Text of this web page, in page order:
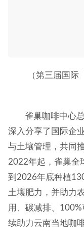
（第三届国
雀巢咖啡中心
深入分享了国际企
与土壤管理，共同
2022年起，雀巢全
到2026年底种植
土壤肥力，并助力
用、碳减排、
续助力云南当地咖